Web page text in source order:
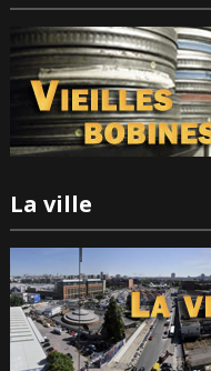
La ville